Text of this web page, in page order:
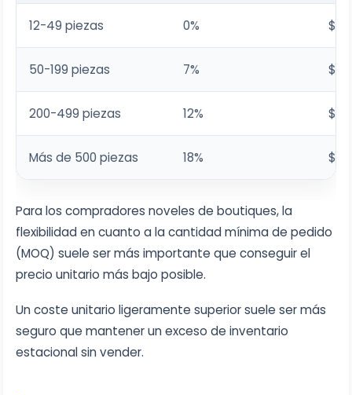
12-49 piezas 0%
50-199 piezas 7%
200-499 piezas 12%
Más de 500 piezas 18%
Para los compradores noveles de boutiques, la
flexibilidad en cuanto a la cantidad mínima de pedido
(MOQ) suele ser más importante que conseguir el
precio unitario más bajo posible.
Un coste unitario ligeramente superior suele ser más
seguro que mantener un exceso de inventario
estacional sin vender.